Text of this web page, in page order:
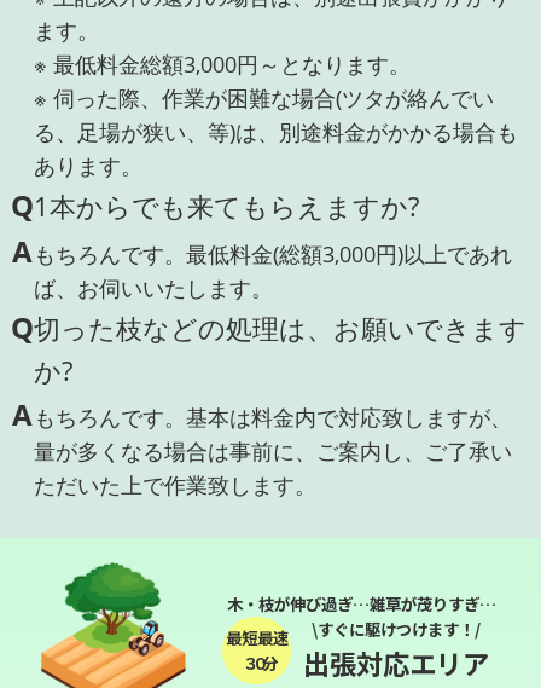
ます。
※ 最低料金総額3,000円～となります。
※ 伺った際、作業が困難な場合(ツタが絡んでい
る、足場が狭い、等)は、別途料金がかかる場合も
あります。
Q1本からでも来てもらえますか?
Aもちろんです。最低料金(総額3,000円)以上であれ
ば、お伺いいたします。
Q切った枝などの処理は、お願いできます
か?
Aもちろんです。基本は料金内で対応致しますが、
量が多くなる場合は事前に、ご案内し、ご了承い
ただいた上で作業致します。
木・枝が伸び過ぎ…雑草が茂りすぎ…
最短最速
３０分
\すぐに駆けつけます！/
出張対応エリア